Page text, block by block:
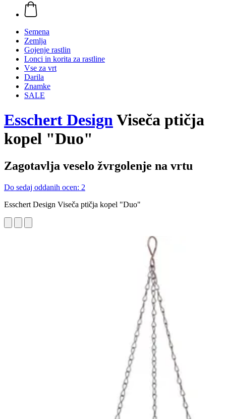
Semena
Zemlja
Gojenje rastlin
Lonci in korita za rastline
Vse za vrt
Darila
Znamke
SALE
Esschert DesignViseča ptičja
kopel "Duo"
Zagotavlja veselo žvrgolenje na vrtu
Do sedaj oddanih ocen: 2
Esschert Design Viseča ptičja kopel "Duo"